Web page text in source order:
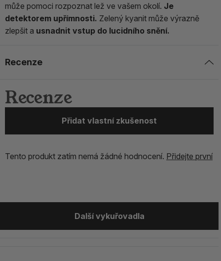
může pomoci rozpoznat lež ve vašem okolí. Je
detektorem upřímnosti. Zelený kyanit může výrazně
zlepšit a usnadnit vstup do lucidního snění.
Recenze
Recenze
Přidat vlastní zkušenost
Tento produkt zatím nemá žádné hodnocení. Přidejte první
Další vykuřovadla